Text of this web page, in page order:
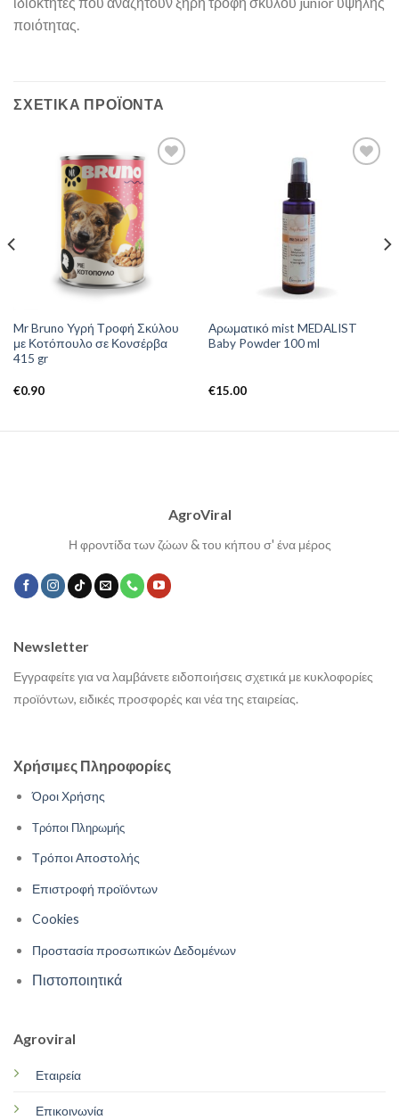
ποιότητας.
ΣΧΕΤΙΚΆ ΠΡΟΪΌΝΤΑ
Mr Bruno Υγρή Τροφή Σκύλου
με Κοτόπουλο σε Κονσέρβα
415 gr
€0.90
Αρωματικό mist MEDALIST
Baby Powder 100 ml
€15.00
AgroViral
Η φροντίδα των ζώων & του κήπου σ' ένα μέρος
Χρήσιμες Πληροφορίες
Όροι Χρήσης
Τρόποι Πληρωμής
Τρόποι Αποστολής
Επιστροφή προϊόντων
Cookies
Προστασία προσωπικών Δεδομένων
Πιστοποιητικά
Agroviral
Εταιρεία
Επικοινωνία
Newsletter
Εγγραφείτε για να λαμβάνετε ειδοποιήσεις σχετικά με κυκλοφορίες
προϊόντων, ειδικές προσφορές και νέα της εταιρείας.